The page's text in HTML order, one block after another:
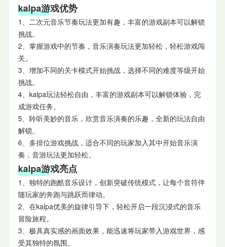
kalpa游戏优势
1、二次元音乐节奏玩法更加有趣，丰富的游戏副本可以解锁
挑战。
2、掌握游戏中的节奏，音乐演奏玩法更加轻松，轻松游戏闯
关。
3、增加不同的关卡模式开始挑战，选择不同的难度等级开始
挑战。
4、kalpa玩法轻松自由，丰富的游戏副本可以解锁体验，完
成游戏任务。
5、聆听美妙的音乐，欣赏音乐演奏的乐趣，全新的玩法自由
解锁。
6、多排位游戏挑战，适合不同的玩家加入其中开始音乐演
奏，音游玩法更加轻松。
kalpa游戏亮点
1、独特的跑酷音乐设计，创新突破传统模式，让每个音符伴
随玩家的奔跑与跳跃而律动。
2、在kalpa优美的旋律引导下，轻松开启一段沉浸式的音乐
冒险旅程。
3、极具真实感的画面效果，能迅速将玩家带入游戏世界，感
受其独特的氛围。